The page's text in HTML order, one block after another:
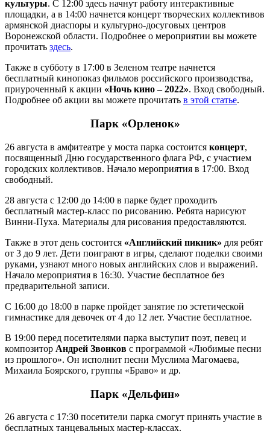
культуры. С 12:00 здесь начнут работу интерактивные
площадки, а в 14:00 начнется концерт творческих коллективов
армянской диаспоры и культурно-досуговых центров
Воронежской области. Подробнее о мероприятии вы можете
прочитать здесь.
Также в субботу в 17:00 в Зеленом театре начнется
бесплатный кинопоказ фильмов российского производства,
приуроченный к акции «Ночь кино – 2022». Вход свободный.
Подробнее об акции вы можете прочитать в этой статье.
Парк «Орленок»
26 августа в амфитеатре у моста парка состоится концерт,
посвященный Дню государственного флага РФ, с участием
городских коллективов. Начало мероприятия в 17:00. Вход
свободный.
28 августа с 12:00 до 14:00 в парке будет проходить
бесплатный мастер-класс по рисованию. Ребята нарисуют
Винни-Пуха. Материалы для рисования предоставляются.
Также в этот день состоится «Английский пикник» для ребят
от 3 до 9 лет. Дети поиграют в игры, сделают поделки своими
руками, узнают много новых английских слов и выражений.
Начало мероприятия в 16:30. Участие бесплатное без
предварительной записи.
С 16:00 до 18:00 в парке пройдет занятие по эстетической
гимнастике для девочек от 4 до 12 лет. Участие бесплатное.
В 19:00 перед посетителями парка выступит поэт, певец и
композитор Андрей Звонков с программой «Любимые песни
из прошлого». Он исполнит песни Муслима Магомаева,
Михаила Боярского, группы «Браво» и др.
Парк «Дельфин»
26 августа с 17:30 посетители парка смогут принять участие в
бесплатных танцевальных мастер-классах.